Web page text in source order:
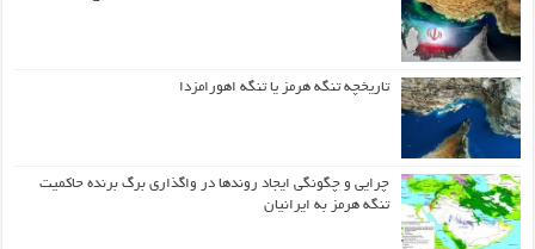
تاریخچه تنگه هرمز یا تنگه اهورامزدا
چرایی و چگونگی ایجاد روندها در واگذاری برگ برنده حاکمیت
تنگه هرمز به ایرانیان